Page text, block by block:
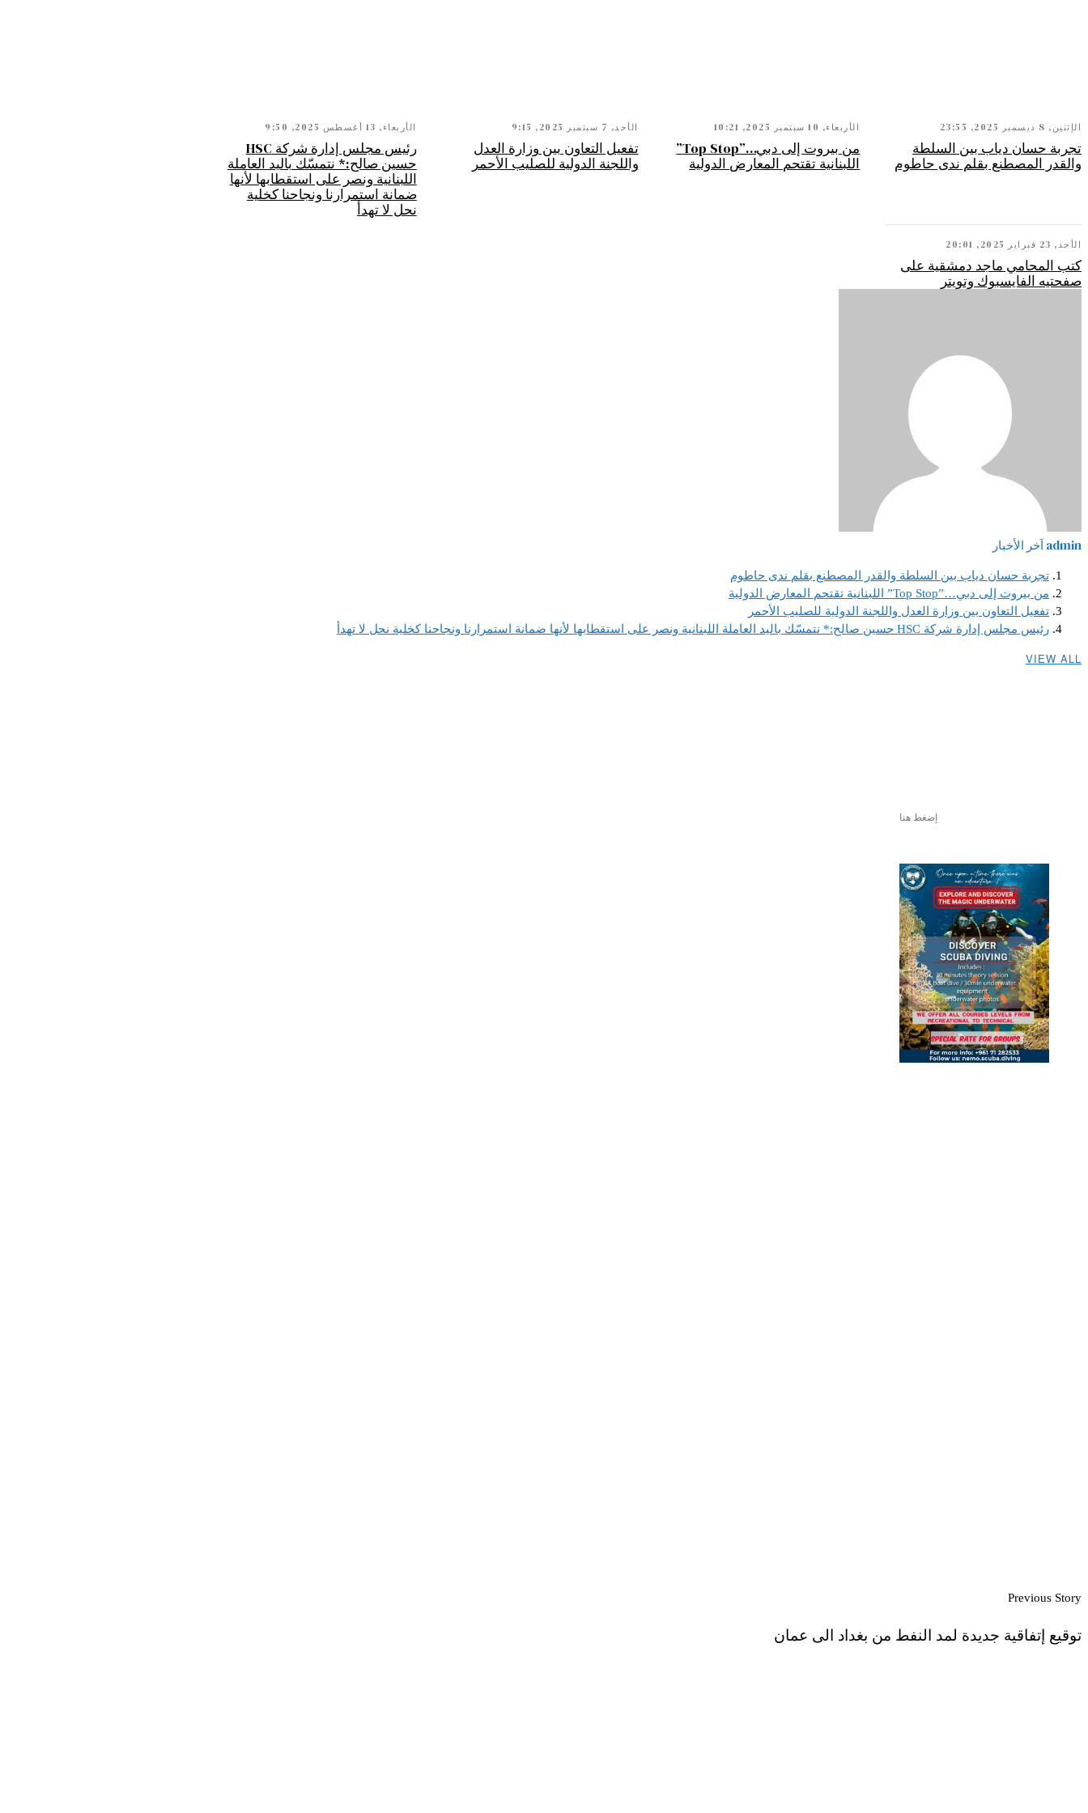
الإثنين, 8 ديسمبر 2025, 23:55
تجربة حسان دياب بين السلطة
والقدر المصطنع بقلم ندى حاطوم
الأربعاء, 10 سبتمبر 2025, 10:21
من بيروت إلى دبي…”Top Stop”
اللبنانية تقتحم المعارض الدولية
الأحد, 7 سبتمبر 2025, 9:15
تفعيل التعاون بين وزارة العدل
واللجنة الدولية للصليب الأحمر
الأربعاء, 13 أغسطس 2025, 9:50
رئيس مجلس إدارة شركة HSC
حسين صالح:* نتمسّك باليد العاملة
اللبنانية ونصر على استقطابها لأنها
ضمانة استمرارنا ونجاحنا كخلية
نحل لا تهدأ
الأحد, 23 فبراير 2025, 20:01
كتب المحامي ماجد دمشقية على
صفحتيه الفايسبوك وتويتر
adminاَخر الأخبار
تجربة حسان دياب بين السلطة والقدر المصطنع بقلم ندى حاطوم
من بيروت إلى دبي…”Top Stop” اللبنانية تقتحم المعارض الدولية
تفعيل التعاون بين وزارة العدل واللجنة الدولية للصليب الأحمر
رئيس مجلس إدارة شركة HSC حسين صالح:* نتمسّك باليد العاملة اللبنانية ونصر على استقطابها لأنها ضمانة استمرارنا ونجاحنا كخلية نحل لا تهدأ
VIEW ALL
إضغط هنا
Previous Story
توقيع إتفاقية جديدة لمد النفط من بغداد الى عمان